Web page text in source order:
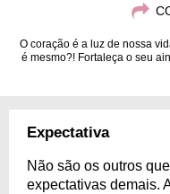
O coração é a luz de nossa
é mesmo?! Fortaleça o seu
Expectativa
Não são os outros
expectativas demais.